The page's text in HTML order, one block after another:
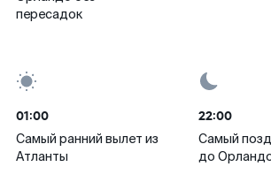
пересадок
01:00
Самый ранний вылет из
Атланты
22:00
Самый
до